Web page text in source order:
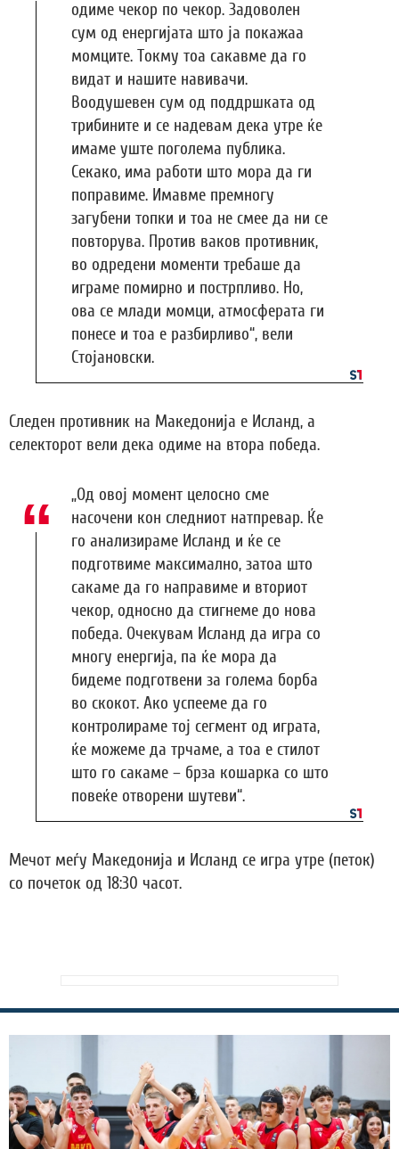
одиме чекор по чекор. Задоволен
сум од енергијата што ја покажаа
момците. Токму тоа сакавме да го
видат и нашите навивачи.
Воодушевен сум од поддршката од
трибините и се надевам дека утре ќе
имаме уште поголема публика.
Секако, има работи што мора да ги
поправиме. Имавме премногу
загубени топки и тоа не смее да ни се
повторува. Против ваков противник,
во одредени моменти требаше да
играме помирно и пострпливо. Но,
ова се млади момци, атмосферата ги
понесе и тоа е разбирливо“, вели
Стојановски.
Следен противник на Македонија е Исланд, а
селекторот вели дека одиме на втора победа.
„Од овој момент целосно сме
насочени кон следниот натпревар. Ќе
го анализираме Исланд и ќе се
подготвиме максимално, затоа што
сакаме да го направиме и вториот
чекор, односно да стигнеме до нова
победа. Очекувам Исланд да игра со
многу енергија, па ќе мора да
бидеме подготвени за голема борба
во скокот. Ако успееме да го
контролираме тој сегмент од играта,
ќе можеме да трчаме, а тоа е стилот
што го сакаме – брза кошарка со што
повеќе отворени шутеви“.
Мечот меѓу Македонија и Исланд се игра утре (петок)
со почеток од 18:30 часот.